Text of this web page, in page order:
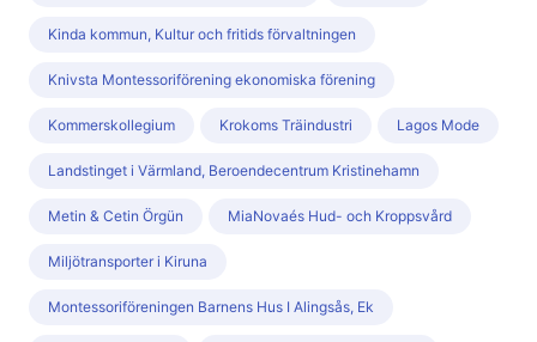
Kinda kommun, Kultur och fritids förvaltningen
Knivsta Montessoriförening ekonomiska förening
Kommerskollegium Krokoms Träindustri Lagos Mode
Landstinget i Värmland, Beroendecentrum Kristinehamn
Metin & Cetin Örgün MiaNovaés Hud- och Kroppsvård
Miljötransporter i Kiruna
Montessoriföreningen Barnens Hus I Alingsås, Ek